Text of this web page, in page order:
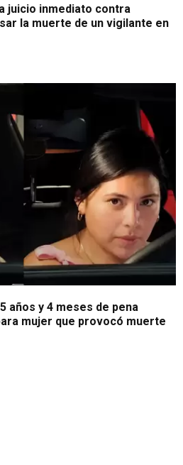
juicio inmediato contra
la muerte de un vigilante en
años y 4 meses de pena
mujer que provocó muerte